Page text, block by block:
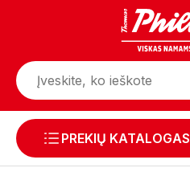
PREKIŲ KATALOGAS